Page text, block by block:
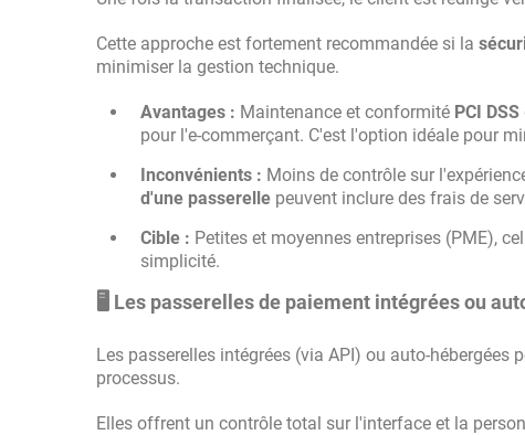
Cette approche est fortement recommandée si la
minimiser la gestion technique.
Avantages : Maintenance et conformité PCI DSS
pour l'e-commerçant. C'est l'option idéale pour
Inconvénients : Moins de contrôle sur
d'une passerelle peuvent inclure des frais de
Cible : Petites et moyennes entreprises (PME),
simplicité.
🖥️ Les passerelles de paiement intégrées ou
Les passerelles intégrées (via API) ou auto-
processus.
Elles offrent un contrôle total sur l'interface et la